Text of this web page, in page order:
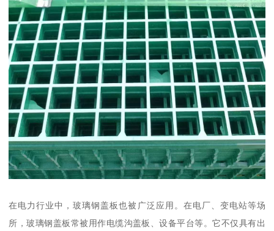
在电力行业中，玻璃钢盖板也被广泛应用。在电厂、变电站等场
所，玻璃钢盖板常被用作电缆沟盖板、设备平台等。它不仅具有出